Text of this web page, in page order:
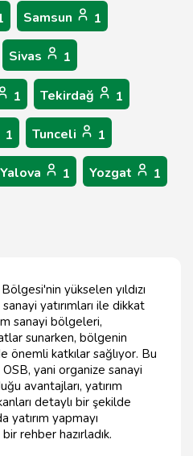
Samsun 1
Sivas 1
1 Tekirdağ 1
1 Tunceli 1
Yalova 1 Yozgat 1
yükselen yıldızı
yatırımları ile dikkat
sanayi bölgeleri,
sunarken, bölgenin
önemli katkılar sağlıyor. Bu
OSB, yani organize sanayi
avantajları, yatırım
detaylı bir şekilde
yatırım yapmayı
rehber hazırladık.